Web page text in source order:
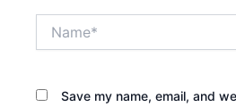
Save my name, email, and